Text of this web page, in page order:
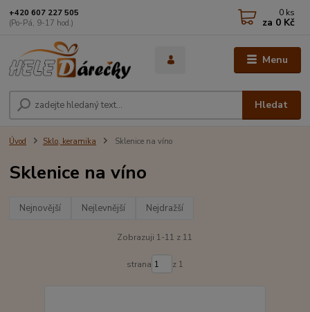
Menu
Hledat
+420 607 227 505
(Po-Pá, 9-17 hod.)
0 ks
za 0 Kč
Úvod Sklo, keramika Sklenice na víno
Sklenice na víno
Nejnovější Nejlevnější Nejdražší
Zobrazuji 1-11 z 11
strana z 1